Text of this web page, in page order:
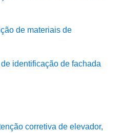
de materiais de
identificação de fachada
corretiva de elevador,